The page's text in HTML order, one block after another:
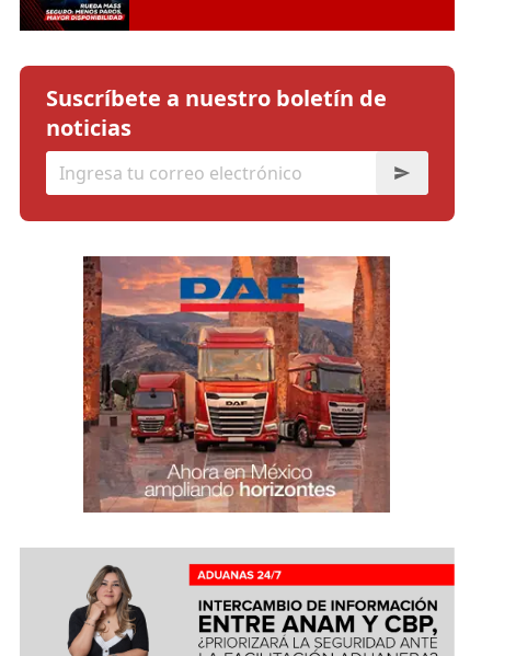
Suscríbete a nuestro boletín de
noticias